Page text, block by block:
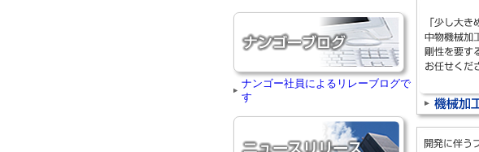
ナンゴー社員によるリレーブログで
す